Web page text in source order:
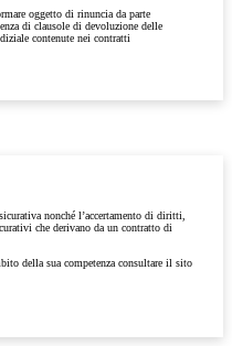
oggetto di rinuncia da parte
di clausole di devoluzione delle
contenute nei contratti
nonché l’accertamento di diritti,
che derivano da un contratto di
della sua competenza consultare il sito